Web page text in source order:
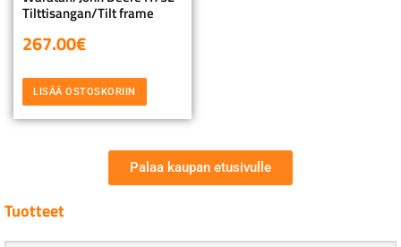
Tilttisangan/Tilt frame
267.00€
LISÄÄ OSTOSKORIIN
Palaa kaupan etusivulle
Tuotteet